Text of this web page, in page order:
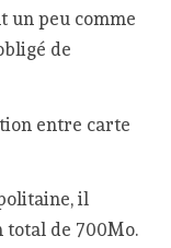
un peu comme
de
entre carte
il
de 700Mo.